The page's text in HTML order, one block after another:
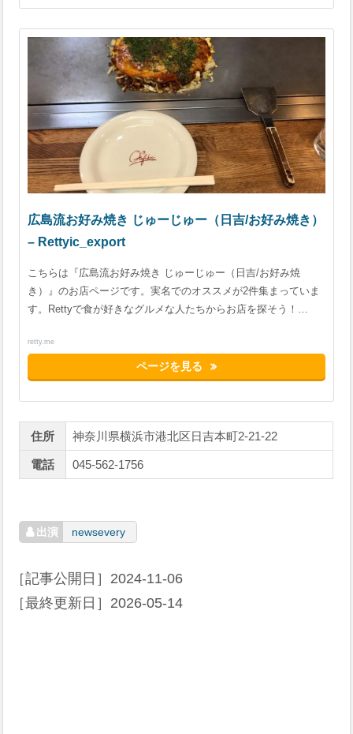
広島流お好み焼き じゅーじゅー（日吉/お好み焼き）
– Rettyic_export
こちらは『広島流お好み焼き じゅーじゅー（日吉/お好み焼
き）』のお店ページです。実名でのオススメが2件集まっていま
す。Rettyで食が好きなグルメな人たちからお店を探そう！…
retty.me
ページを見る
住所 神奈川県横浜市港北区日吉本町2-21-22
電話 045-562-1756
newsevery
［記事公開日］ 2024-11-06
［最終更新日］ 2026-05-14